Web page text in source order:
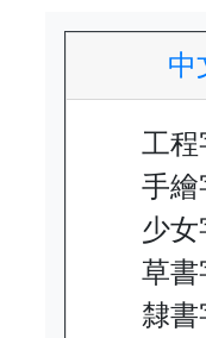
中
工程
手繪
少女
草書
隸書